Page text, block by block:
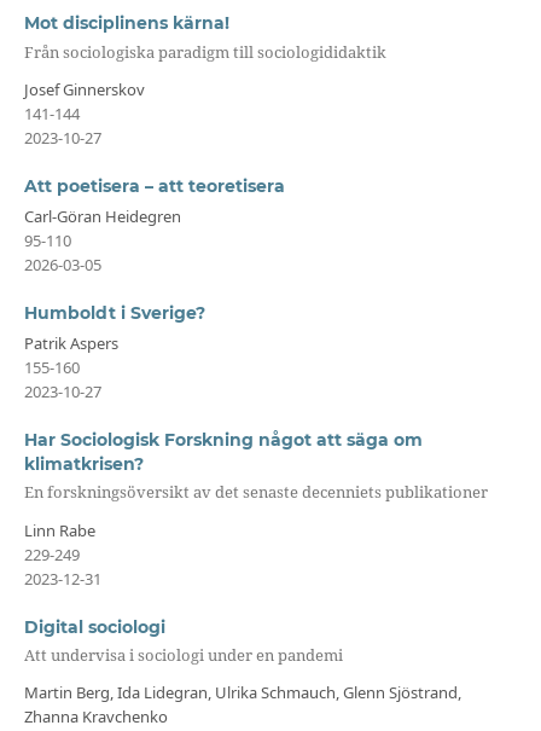
Mot disciplinens kärna!
Från sociologiska paradigm till sociologididaktik
Josef Ginnerskov
141-144
2023-10-27
Att poetisera – att teoretisera
Carl-Göran Heidegren
95-110
2026-03-05
Humboldt i Sverige?
Patrik Aspers
155-160
2023-10-27
Har Sociologisk Forskning något att säga om
klimatkrisen?
En forskningsöversikt av det senaste decenniets publikationer
Linn Rabe
229-249
2023-12-31
Digital sociologi
Att undervisa i sociologi under en pandemi
Martin Berg, Ida Lidegran, Ulrika Schmauch, Glenn Sjöstrand,
Zhanna Kravchenko